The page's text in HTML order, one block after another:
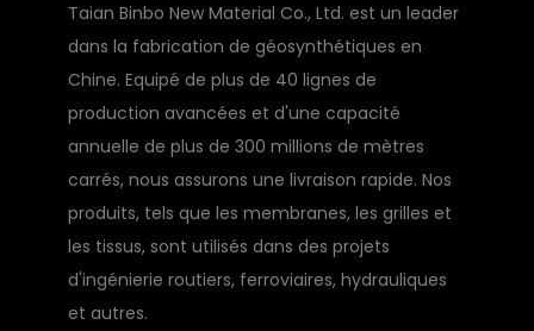
Taian Binbo New Material Co., Ltd. est un leader
dans la fabrication de géosynthétiques en
Chine. Equipé de plus de 40 lignes de
production avancées et d'une capacité
annuelle de plus de 300 millions de mètres
carrés, nous assurons une livraison rapide. Nos
produits, tels que les membranes, les grilles et
les tissus, sont utilisés dans des projets
d'ingénierie routiers, ferroviaires, hydrauliques
et autres.